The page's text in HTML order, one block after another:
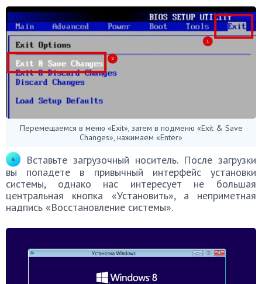
Перемещаемся в меню «Exit», затем в подменю «Exit & Save
Changes», нажимаем «Enter»
Вставьте загрузочный носитель. После загрузки
вы попадете в привычный интерфейс установки
системы, однако нас интересует не большая
центральная кнопка «Установить», а неприметная
надпись «Восстановление системы».